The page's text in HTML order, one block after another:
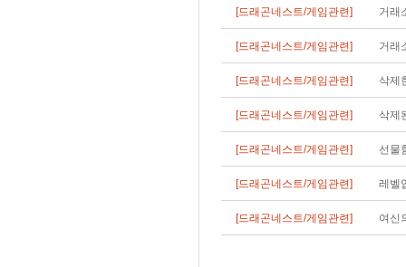
[드래곤네스트/게임관련] 거래
[드래곤네스트/게임관련] 거래
[드래곤네스트/게임관련] 삭제
[드래곤네스트/게임관련] 삭제
[드래곤네스트/게임관련] 선물
[드래곤네스트/게임관련] 레벨
[드래곤네스트/게임관련] 여신